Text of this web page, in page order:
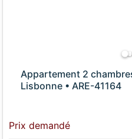
Appartement 2
Lisbonne • ARE-41164
Prix demandé